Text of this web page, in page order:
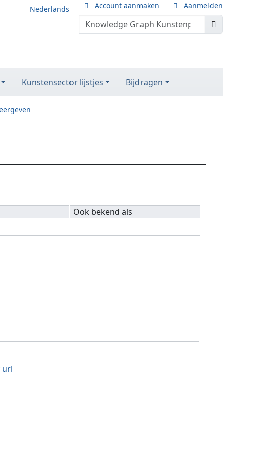
Nederlands Account aanmaken Aanmelden
Kunstensector lijstjes Bijdragen
Ook bekend als
url